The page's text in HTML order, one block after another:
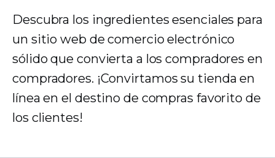
Descubra los ingredientes esenciales para
un sitio web de comercio electrónico
sólido que convierta a los compradores en
compradores. ¡Convirtamos su tienda en
línea en el destino de compras favorito de
los clientes!